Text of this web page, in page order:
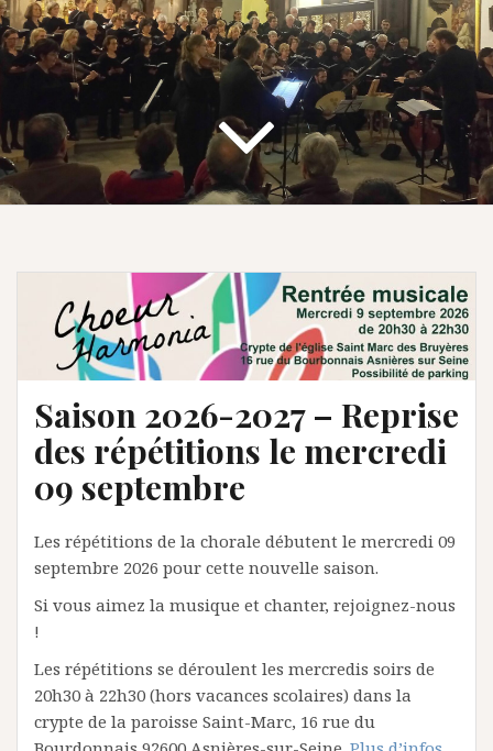
Saison 2026-2027 – Reprise
des répétitions le mercredi
09 septembre
Les répétitions de la chorale débutent le mercredi 09
septembre 2026 pour cette nouvelle saison.
Si vous aimez la musique et chanter, rejoignez-nous
!
Les répétitions se déroulent les mercredis soirs de
20h30 à 22h30 (hors vacances scolaires) dans la
crypte de la paroisse Saint-Marc, 16 rue du